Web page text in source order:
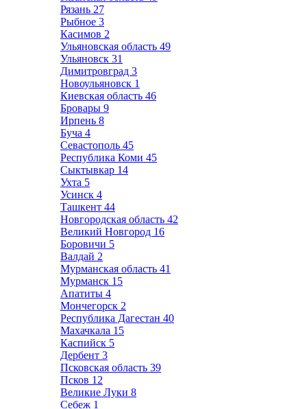
Рязань 27
Рыбное 3
Касимов 2
Ульяновская область 49
Ульяновск 31
Димитровград 3
Новоульяновск 1
Киевская область 46
Бровары 9
Ирпень 8
Буча 4
Севастополь 45
Республика Коми 45
Сыктывкар 14
Ухта 5
Усинск 4
Ташкент 44
Новгородская область 42
Великий Новгород 16
Боровичи 5
Валдай 2
Мурманская область 41
Мурманск 15
Апатиты 4
Мончегорск 2
Республика Дагестан 40
Махачкала 15
Каспийск 5
Дербент 3
Псковская область 39
Псков 12
Великие Луки 8
Себеж 1